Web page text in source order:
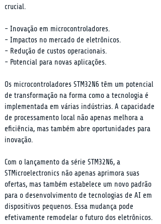
crucial.
- Inovação em microcontroladores.
- Impactos no mercado de eletrônicos.
- Redução de custos operacionais.
- Potencial para novas aplicações.
Os microcontroladores STM32N6 têm um potencial
de transformação na forma como a tecnologia é
implementada em várias indústrias. A capacidade
de processamento local não apenas melhora a
eficiência, mas também abre oportunidades para
inovação.
Com o lançamento da série STM32N6, a
STMicroelectronics não apenas aprimora suas
ofertas, mas também estabelece um novo padrão
para o desenvolvimento de tecnologias de AI em
dispositivos pequenos. Essa mudança pode
efetivamente remodelar o futuro dos eletrônicos.